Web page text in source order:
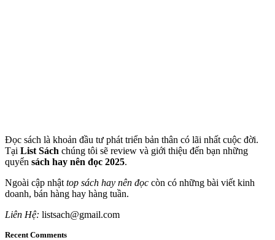
Đọc sách là khoản đầu tư phát triển bản thân có lãi nhất cuộc đời.
Tại List Sách chúng tôi sẽ review và giới thiệu đến bạn những
quyển sách hay nên đọc 2025.
Ngoài cập nhật top sách hay nên đọc còn có những bài viết kinh
doanh, bán hàng hay hàng tuần.
Liên Hệ: listsach@gmail.com
Recent Comments